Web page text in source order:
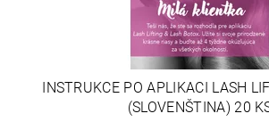
INSTRUKCE PO APLIKACI LASH
(SLOVENŠTINA) 20